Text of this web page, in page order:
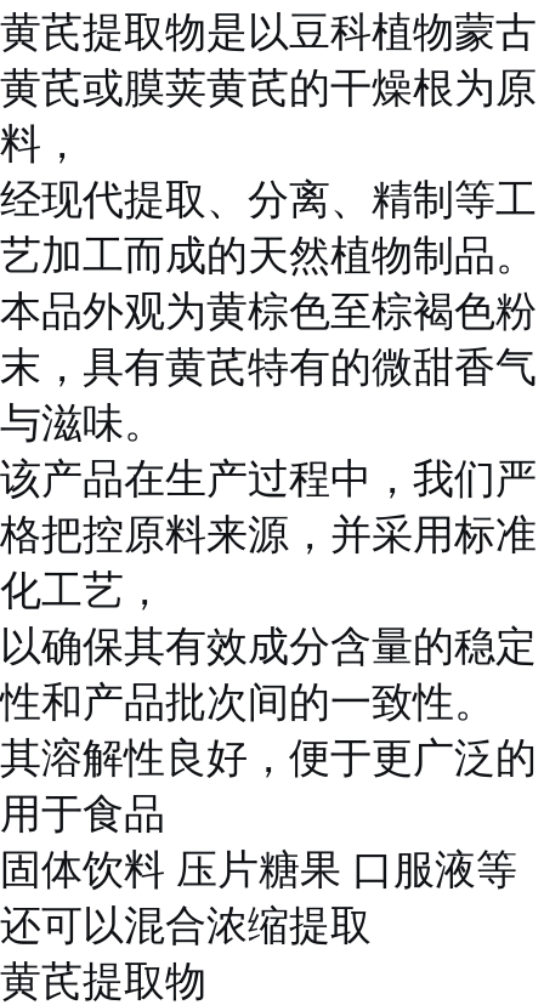
黄芪提取物是以豆科植物蒙古
黄芪或膜荚黄芪的干燥根为原
料，
经现代提取、分离、精制等工
艺加工而成的天然植物制品。
本品外观为黄棕色至棕褐色粉
末，具有黄芪特有的微甜香气
与滋味。
该产品在生产过程中，我们严
格把控原料来源，并采用标准
化工艺，
以确保其有效成分含量的稳定
性和产品批次间的一致性。
其溶解性良好，便于更广泛的
用于食品
固体饮料 压片糖果 口服液等
还可以混合浓缩提取
黄芪提取物